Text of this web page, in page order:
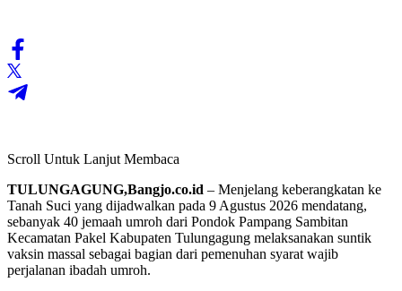
Scroll Untuk Lanjut Membaca
TULUNGAGUNG,Bangjo.co.id – Menjelang keberangkatan ke
Tanah Suci yang dijadwalkan pada 9 Agustus 2026 mendatang,
sebanyak 40 jemaah umroh dari Pondok Pampang Sambitan
Kecamatan Pakel Kabupaten Tulungagung melaksanakan suntik
vaksin massal sebagai bagian dari pemenuhan syarat wajib
perjalanan ibadah umroh.